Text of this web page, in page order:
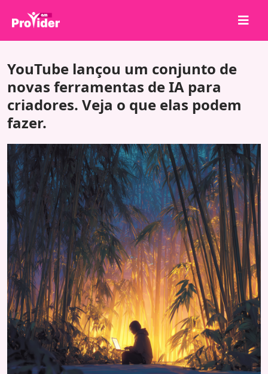
Entrar
Cadastrar-se
Serviços
API
Termos
Blog
YouTube lançou um conjunto de
novas ferramentas de IA para
criadores. Veja o que elas podem
fazer.